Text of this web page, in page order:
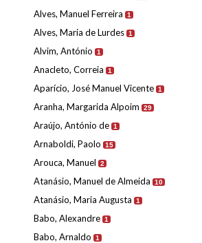
Alves, Manuel Ferreira 1
Alves, Maria de Lurdes 1
Alvim, António 1
Anacleto, Correia 1
Aparício, José Manuel Vicente 1
Aranha, Margarida Alpoim 29
Araújo, António de 1
Arnaboldi, Paolo 15
Arouca, Manuel 2
Atanásio, Manuel de Almeida 10
Atanásio, Maria Augusta 1
Babo, Alexandre 1
Babo, Arnaldo 1